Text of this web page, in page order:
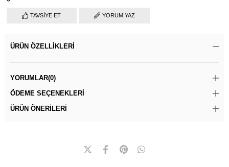
TAVSIYE ET YORUM YAZ
ÜRÜN ÖZELLIKLERI
YORUMLAR(0)
ÖDEME SEÇENEKLERI
ÜRÜN ÖNERILERI